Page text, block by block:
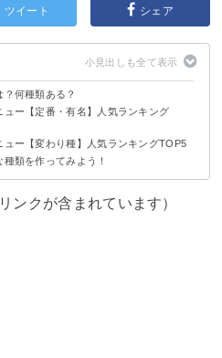
ツイート シェア
何種類ある？
上もある
ー【定番・有名】人気ランキング
ディ・セッピア
チ・ディ・マーレ
ー【変わり種】人気ランキングTOP5
デ類を作ってみよう！
ンクが含まれています）